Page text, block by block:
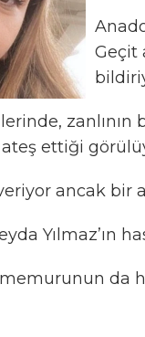
Geçit
zanlının
ateş ettiği
ancak bir
Yılmaz’ın
da